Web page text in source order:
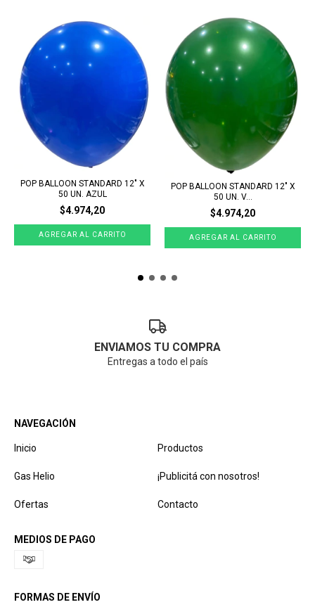
POP BALLOON STANDARD 12" X
50 UN. AZUL
$4.974,20
POP BALLOON STANDARD 12" X
50 UN. V...
$4.974,20
ENVIAMOS TU COMPRA
Entregas a todo el país
NAVEGACIÓN
Inicio Productos
Gas Helio ¡Publicitá con nosotros!
Ofertas Contacto
MEDIOS DE PAGO
FORMAS DE ENVÍO